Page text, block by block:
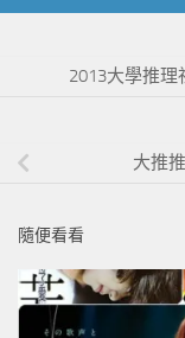
2013大學推
大推
隨便看看